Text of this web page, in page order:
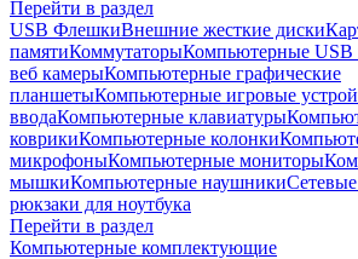
Перейти в раздел
USB ФлешкиВнешние жесткие диски
памятиКоммутаторыКомпьютерные USB
веб камерыКомпьютерные графические
планшетыКомпьютерные игровые
вводаКомпьютерные клавиатуры
коврикиКомпьютерные колонки
микрофоныКомпьютерные мониторы
мышкиКомпьютерные наушники
рюкзаки для ноутбука
Перейти в раздел
Компьютерные комплектующие